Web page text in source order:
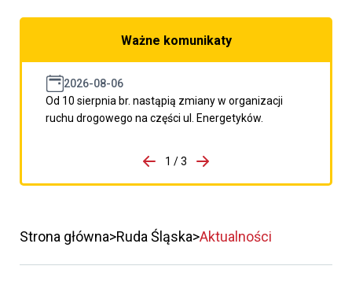
Ważne komunikaty
2026-08-06
Od 10 sierpnia br. nastąpią zmiany w organizacji
ruchu drogowego na części ul. Energetyków.
porzpedniego komunikatu
1 / 3
Przejdź do następnego
Strona główna Ruda Śląska Aktualności